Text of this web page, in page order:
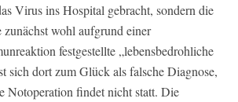
Virus ins Hospital gebracht, sondern die
wohl aufgrund einer
festgestellte „lebensbedrohliche
sich dort zum Glück als falsche Diagnose,
Notoperation findet nicht statt. Die